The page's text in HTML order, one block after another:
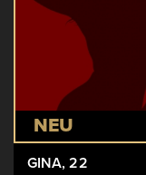
NEU
GINA, 22